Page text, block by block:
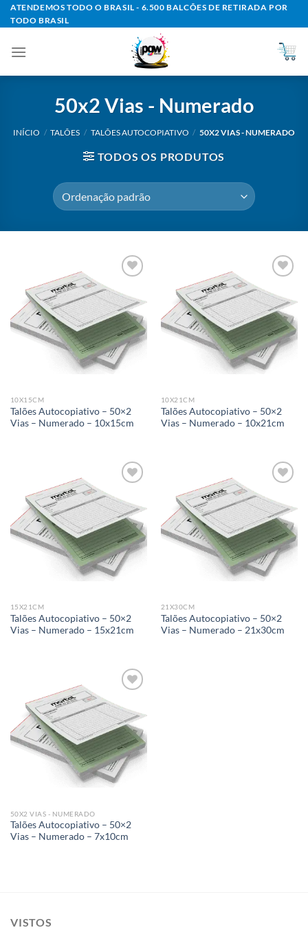
Skip
to
ATENDEMOS TODO O BRASIL - 6.500 BALCÕES DE RETIRADA POR
TODO BRASIL
50x2 Vias - Numerado
INÍCIO / TALÕES / TALÕES AUTOCOPIATIVO / 50X2 VIAS - NUMERADO
TODOS OS PRODUTOS
Add to
wishlist
10X15CM
Talões Autocopiativo – 50×2
Vias – Numerado – 10x15cm
Add to
wishlist
10X21CM
Talões Autocopiativo – 50×2
Vias – Numerado – 10x21cm
Add to
wishlist
15X21CM
Talões Autocopiativo – 50×2
Vias – Numerado – 15x21cm
Add to
wishlist
21X30CM
Talões Autocopiativo – 50×2
Vias – Numerado – 21x30cm
Add to
wishlist
50X2 VIAS - NUMERADO
Talões Autocopiativo – 50×2
Vias – Numerado – 7x10cm
VISTOS